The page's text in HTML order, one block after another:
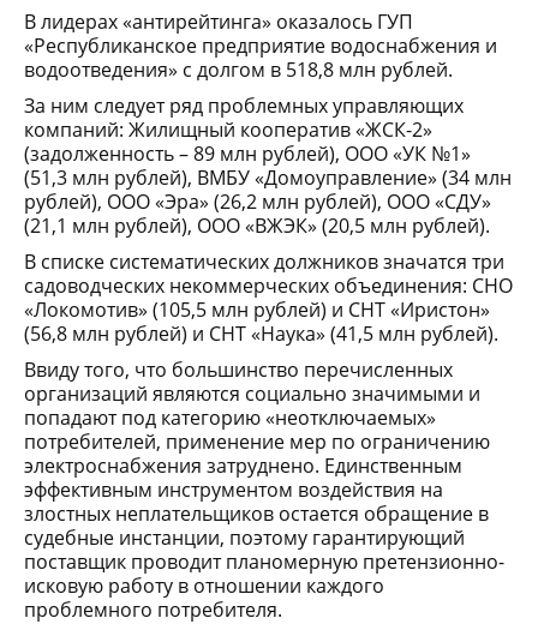
В лидерах «антирейтинга» оказалось ГУП
«Республиканское предприятие водоснабжения и
водоотведения» с долгом в 518,8 млн рублей.
За ним следует ряд проблемных управляющих
компаний: Жилищный кооператив «ЖСК-2»
(задолженность – 89 млн рублей), ООО «УК №1»
(51,3 млн рублей), ВМБУ «Домоуправление» (34 млн
рублей), ООО «Эра» (26,2 млн рублей), ООО «СДУ»
(21,1 млн рублей), ООО «ВЖЭК» (20,5 млн рублей).
В списке систематических должников значатся три
садоводческих некоммерческих объединения: СНО
«Локомотив» (105,5 млн рублей) и СНТ «Иристон»
(56,8 млн рублей) и СНТ «Наука» (41,5 млн рублей).
Ввиду того, что большинство перечисленных
организаций являются социально значимыми и
попадают под категорию «неотключаемых»
потребителей, применение мер по ограничению
электроснабжения затруднено. Единственным
эффективным инструментом воздействия на
злостных неплательщиков остается обращение в
судебные инстанции, поэтому гарантирующий
поставщик проводит планомерную претензионно-
исковую работу в отношении каждого
проблемного потребителя.